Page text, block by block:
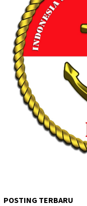
POSTING TERBARU